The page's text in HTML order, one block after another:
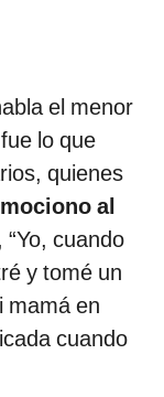
el menor
fue lo que
quienes
al
“Yo, cuando
y tomé un
mamá en
cuando